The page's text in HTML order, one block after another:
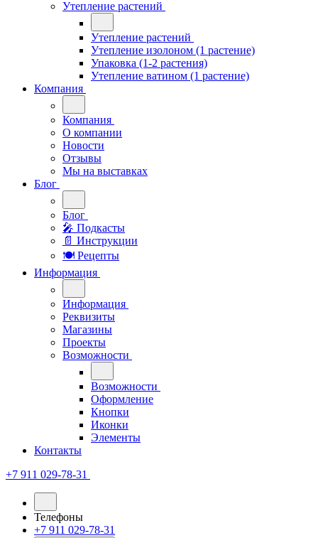
Утепление растений
Утепление растений
Утепление изолоном (1 растение)
Упаковка (1-2 растения)
Утепление ватином (1 растение)
Компания
Компания
О компании
Новости
Отзывы
Мы на выставках
Блог
Блог
🎤︎︎ Подкасты
📄 Инструкции
🍽 Рецепты
Информация
Информация
Реквизиты
Магазины
Проекты
Возможности
Возможности
Оформление
Кнопки
Иконки
Элементы
Контакты
+7 911 029-78-31
Телефоны
+7 911 029-78-31